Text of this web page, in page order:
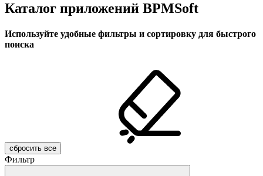
Каталог приложений BPMSoft
Используйте удобные фильтры и сортировку для быстрого
поиска
Фильтр